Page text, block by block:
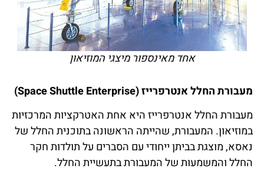
אחד מאינספור מיצגי המוזיאון
מעבורת החלל אנטרפרייז (Space Shuttle Enterprise)
מעבורת החלל אנטרפרייז היא אחת האטרקציות המרכזיות
במוזיאון. המעבורת, שהייתה הראשונה בתוכנית החלל של
נאסא, מוצגת בביתן ייחודי עם הסברים על תולדות חקר
החלל והמשמעות של המעבורת בתעשיית החלל.